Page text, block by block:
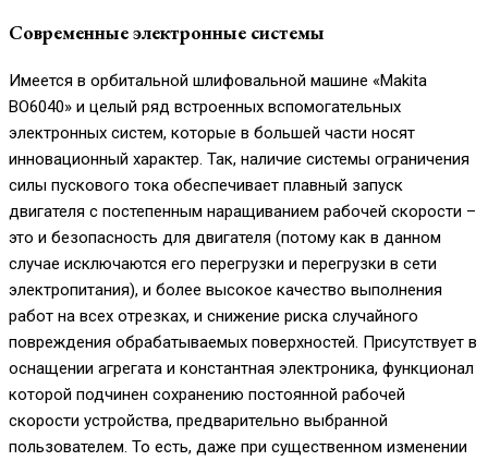
Современные электронные системы
Имеется в орбитальной шлифовальной машине «Makita
BO6040» и целый ряд встроенных вспомогательных
электронных систем, которые в большей части носят
инновационный характер. Так, наличие системы ограничения
силы пускового тока обеспечивает плавный запуск
двигателя с постепенным наращиванием рабочей скорости –
это и безопасность для двигателя (потому как в данном
случае исключаются его перегрузки и перегрузки в сети
электропитания), и более высокое качество выполнения
работ на всех отрезках, и снижение риска случайного
повреждения обрабатываемых поверхностей. Присутствует в
оснащении агрегата и константная электроника, функционал
которой подчинен сохранению постоянной рабочей
скорости устройства, предварительно выбранной
пользователем. То есть, даже при существенном изменении